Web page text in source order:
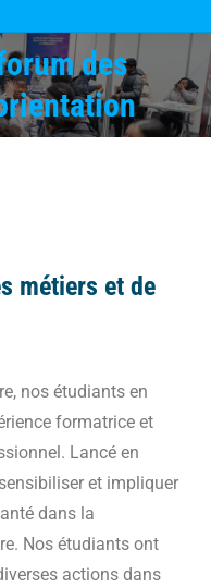
des
:
métiers et de
nos étudiants en
formatrice et
Lancé en
et impliquer
dans la
Nos étudiants ont
actions dans